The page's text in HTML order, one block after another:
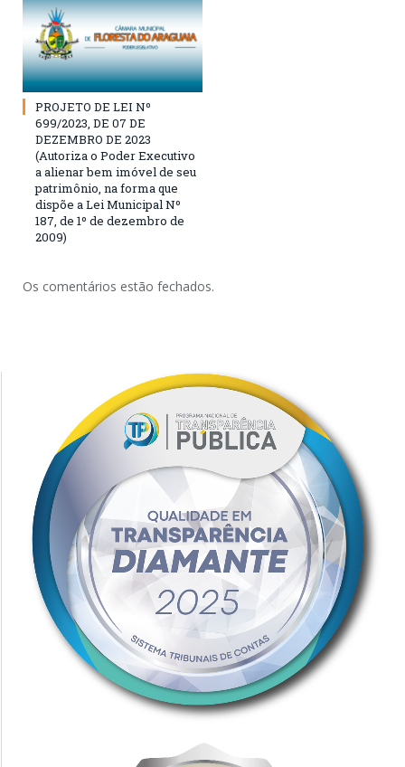
PROJETO DE LEI Nº
699/2023, DE 07 DE
DEZEMBRO DE 2023
(Autoriza o Poder Executivo
a alienar bem imóvel de seu
patrimônio, na forma que
dispõe a Lei Municipal Nº
187, de 1º de dezembro de
2009)
Os comentários estão fechados.